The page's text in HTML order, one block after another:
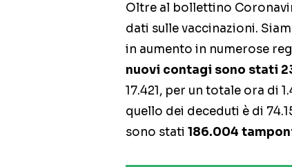
Oltre al bollettino
dati sulle vaccinazioni.
in aumento in numerose
nuovi contagi sono stati
17.421, per un totale ora di
quello dei deceduti è di
sono stati 186.004